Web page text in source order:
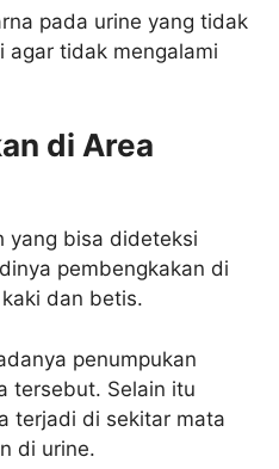
pada urine yang tidak
agar tidak mengalami
di Area
yang bisa dideteksi
pembengkakan di
dan betis.
penumpukan
tersebut. Selain itu
terjadi di sekitar mata
di urine.